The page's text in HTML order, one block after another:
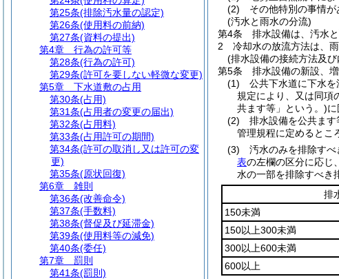
(2)
その他特別の事情が
(汚水と雨水の分流)
第4条
排水設備は、汚水
2
冷却水の放流方法は、
(排水設備の接続方法及び
第5条
排水設備の新設、
(1)
公共下水道に下水
規定により、又は同項
共ます等」という。)
(2)
排水設備を公共ま
管理規程に定めるとこ
(3)
汚水のみを排除すべ
表の左欄の区分に応じ
水の一部を排除すべき
排
150未満
150以上300未満
300以上600未満
600以上
第25条(排除汚水量の認定)
第26条(使用料の前納)
第27条(資料の提出)
第4章
行為の許可等
第28条(行為の許可)
第29条(許可を要しない軽微な変更)
第5章
下水道敷の占用
第30条(占用)
第31条(占用者の変更の届出)
第32条(占用料)
第33条(占用許可の期間)
第34条(許可の取消し又は許可の変
更)
第35条(原状回復)
第6章
雑則
第36条(改善命令)
第37条(手数料)
第38条(督促及び延滞金)
第39条(使用料等の減免)
第40条(委任)
第7章
罰則
第41条(罰則)